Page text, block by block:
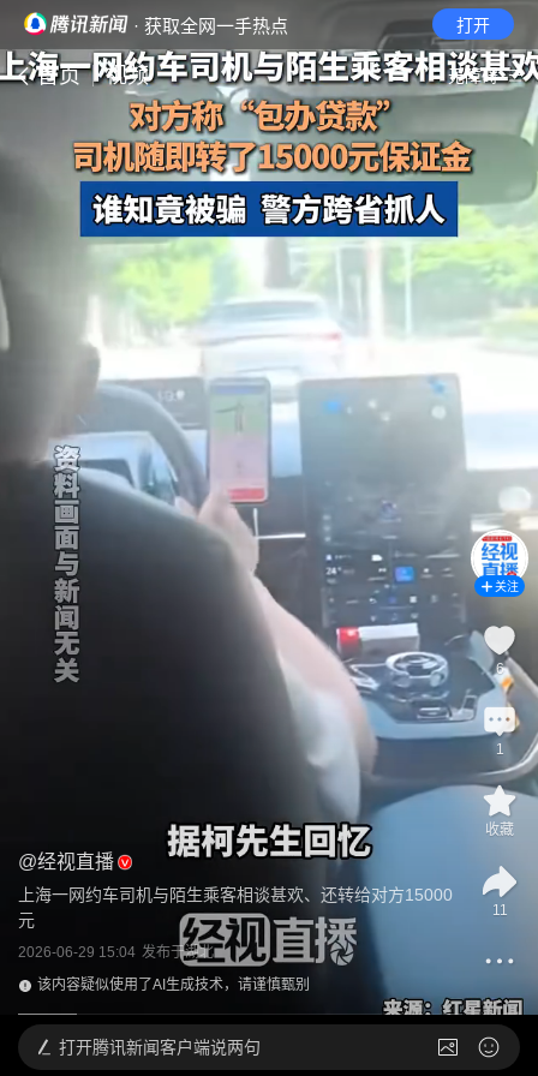
· 获取全网一手热点 打开
首页 视频 无障碍
@经视直播
上海一网约车司机与陌生乘客相谈甚欢、还转给对方15000
元
2026-06-29 15:04 发布于湖北
该内容疑似使用了AI生成技术，请谨慎甄别
关注
6
1
收藏
11
打开腾讯新闻客户端说两句